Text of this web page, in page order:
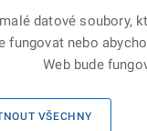
sboru ČR, všechna práva
datové soubory,
fungovat nebo
Web bude
VŠECHNY